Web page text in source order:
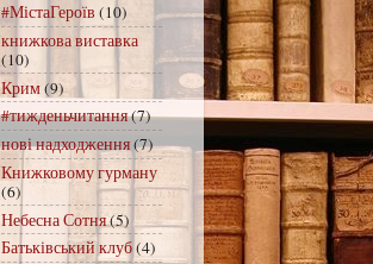
#МістаГероїв (10)
книжкова виставка
(10)
Крим(9)
#тижденьчитання(7)
нові надходження(7)
Книжковому гурману
(6)
Небесна Сотня(5)
Батьківський клуб(4)